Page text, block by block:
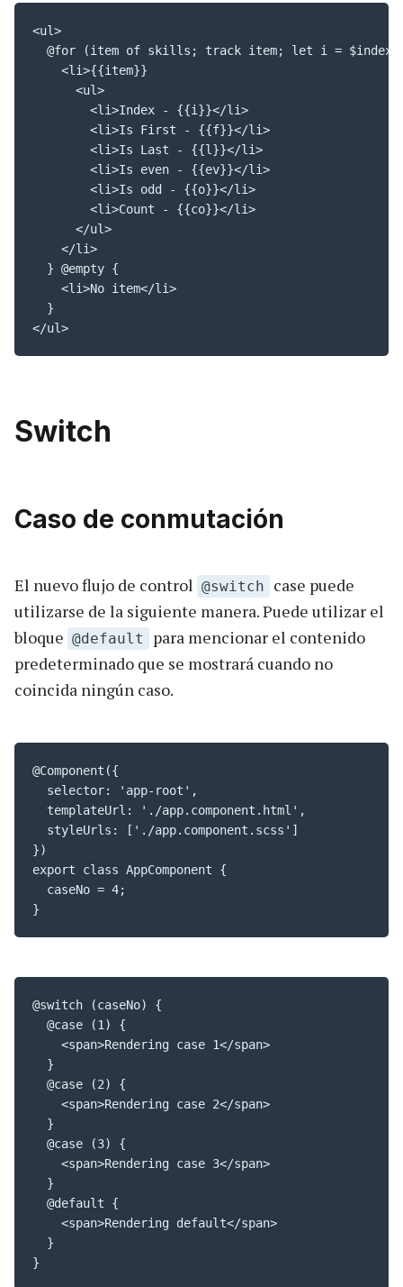
<ul>
@for (item of skills; track item; let i =
    <li>{{item}}
      <ul>
        <li>Index - {{i}}</li>
        <li>Is First - {{f}}</li>
        <li>Is Last - {{l}}</li>
        <li>Is even - {{ev}}</li>
        <li>Is odd - {{o}}</li>
        <li>Count - {{co}}</li>
      </ul>
    </li>
  } @empty {
    <li>No item</li>
  }
</ul>
Switch
Caso de conmutación
El nuevo flujo de control @switch
case puede
utilizarse de la siguiente manera. Puede utilizar el
bloque @default
para mencionar el contenido
predeterminado que se mostrará cuando no
coincida ningún caso.
@Component({
  selector: 'app-root',
  templateUrl: './app.component.html',
  styleUrls: ['./app.component.scss']
})
export class AppComponent {
  caseNo = 4;
}
@switch (caseNo) {
  @case (1) {
    <span>Rendering case 1</span>
  }
  @case (2) {
    <span>Rendering case 2</span>
  }
  @case (3) {
    <span>Rendering case 3</span>
  }
  @default {
    <span>Rendering default</span>
  }
}